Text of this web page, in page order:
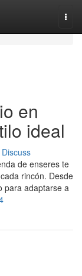
en
ideal
Discuss
de enseres te
rincón. Desde
para adaptarse a